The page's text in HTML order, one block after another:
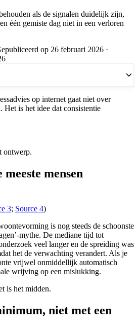
als de signalen duidelijk zijn,
één gemiste dag niet in een verloren
op 26 februari 2026 ·
op internet gaat niet over
Het is het idee dat consistentie
ontwerp.
mensen
3; Source 4)
is nog steeds de schoonste
mythe. De mediane tijd tot
veel langer en de spreiding was
het de verwachting verandert. Als je
vrijwel onmiddellijk automatisch
wrijving op een mislukking.
is het midden.
niet met een